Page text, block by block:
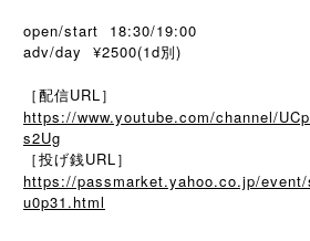
open/start 18:30/19:00
adv/day ¥2500(1d別)
［配信URL］
https://www.youtube.com/channel/
s2Ug
［投げ銭URL］
https://passmarket.yahoo.co.jp/
u0p31.html